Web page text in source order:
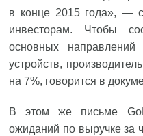
в конце 2015 года», —
инвесторам. Чтобы
основных
устройств,
на 7%, говорится в
В этом же письме
ожиданий по выручке за